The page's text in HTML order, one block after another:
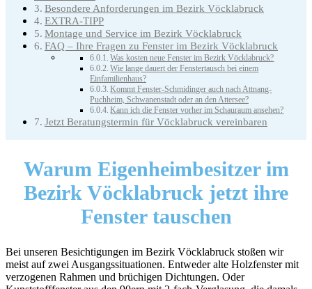
Besondere Anforderungen im Bezirk Vöcklabruck
EXTRA-TIPP
Montage und Service im Bezirk Vöcklabruck
FAQ – Ihre Fragen zu Fenster im Bezirk Vöcklabruck
Was kosten neue Fenster im Bezirk Vöcklabruck?
Wie lange dauert der Fenstertausch bei einem
Einfamilienhaus?
Kommt Fenster-Schmidinger auch nach Attnang-
Puchheim, Schwanenstadt oder an den Attersee?
Kann ich die Fenster vorher im Schauraum ansehen?
Jetzt Beratungstermin für Vöcklabruck vereinbaren
Warum Eigenheimbesitzer im
Bezirk Vöcklabruck jetzt ihre
Fenster tauschen
Bei unseren Besichtigungen im Bezirk Vöcklabruck stoßen wir
meist auf zwei Ausgangssituationen. Entweder alte Holzfenster mit
verzogenen Rahmen und brüchigen Dichtungen. Oder